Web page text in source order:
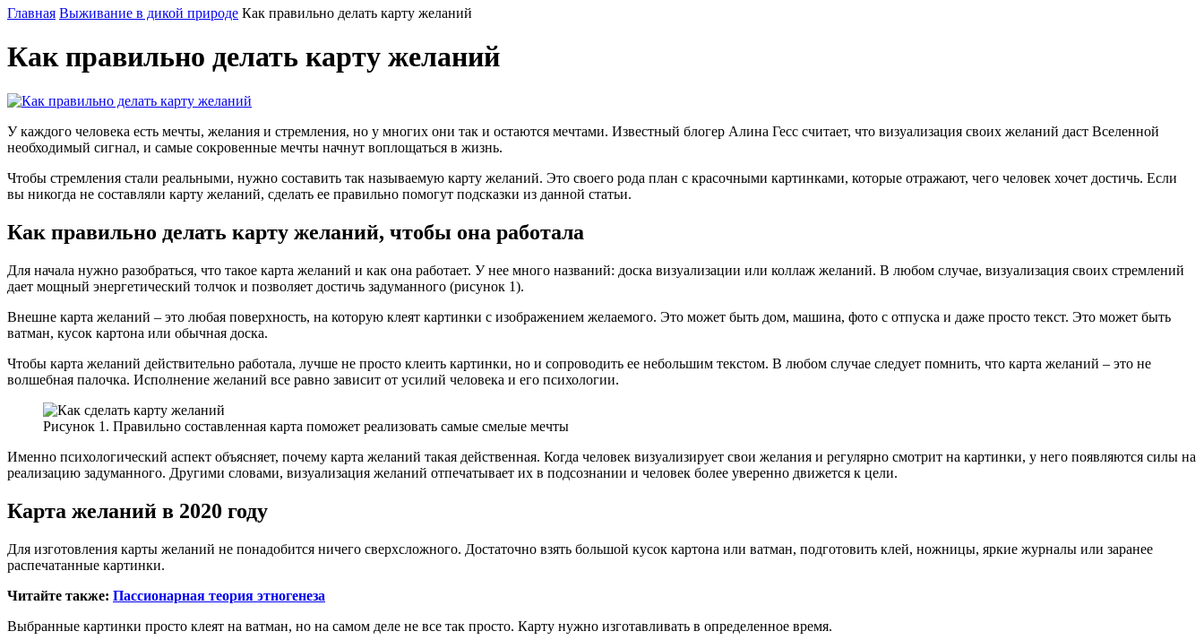
Главная Выживание в дикой природе Как правильно делать карту желаний
Как правильно делать карту желаний
У каждого человека есть мечты, желания и стремления, но у многих они так и остаются мечтами. Известный блогер Алина Гесс считает, что визуализация своих желаний даст Вселенной
необходимый сигнал, и самые сокровенные мечты начнут воплощаться в жизнь.
Чтобы стремления стали реальными, нужно составить так называемую карту желаний. Это своего рода план с красочными картинками, которые отражают, чего человек хочет достичь. Если
вы никогда не составляли карту желаний, сделать ее правильно помогут подсказки из данной статьи.
Как правильно делать карту желаний, чтобы она работала
Для начала нужно разобраться, что такое карта желаний и как она работает. У нее много названий: доска визуализации или коллаж желаний. В любом случае, визуализация своих стремлений
дает мощный энергетический толчок и позволяет достичь задуманного (рисунок 1).
Внешне карта желаний – это любая поверхность, на которую клеят картинки с изображением желаемого. Это может быть дом, машина, фото с отпуска и даже просто текст. Это может быть
ватман, кусок картона или обычная доска.
Чтобы карта желаний действительно работала, лучше не просто клеить картинки, но и сопроводить ее небольшим текстом. В любом случае следует помнить, что карта желаний – это не
волшебная палочка. Исполнение желаний все равно зависит от усилий человека и его психологии.
Рисунок 1. Правильно составленная карта поможет реализовать самые смелые мечты
Именно психологический аспект объясняет, почему карта желаний такая действенная. Когда человек визуализирует свои желания и регулярно смотрит на картинки, у него появляются силы на
реализацию задуманного. Другими словами, визуализация желаний отпечатывает их в подсознании и человек более уверенно движется к цели.
Карта желаний в 2020 году
Для изготовления карты желаний не понадобится ничего сверхсложного. Достаточно взять большой кусок картона или ватман, подготовить клей, ножницы, яркие журналы или заранее
распечатанные картинки.
Читайте также: Пассионарная теория этногенеза
Выбранные картинки просто клеят на ватман, но на самом деле не все так просто. Карту нужно изготавливать в определенное время.